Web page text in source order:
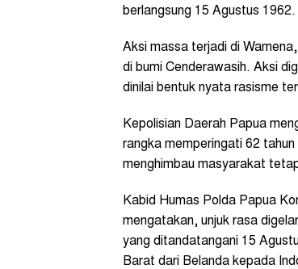
berlangsung 15 Agustus 1962.
Aksi massa terjadi di
di bumi Cenderawasih. Aksi
dinilai bentuk nyata rasisme
Kepolisian Daerah Papua
rangka memperingati 62
menghimbau masyarakat
Kabid Humas Polda Papua
mengatakan, unjuk rasa
yang ditandatangani 15
Barat dari Belanda kepada